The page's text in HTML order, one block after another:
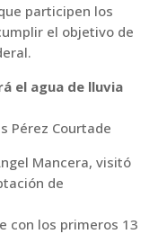
participen los
el objetivo de
el agua de lluvia
Pérez Courtade
Mancera, visitó
de
con los primeros 13